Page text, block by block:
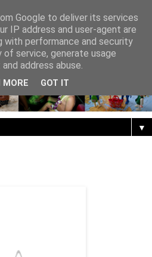
▼
Google to deliver its services
IP address and user-agent are
with performance and security
service, generate usage
address abuse.
MORE GOT IT